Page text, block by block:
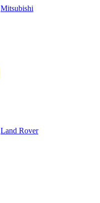
Mitsubishi
Land Rover